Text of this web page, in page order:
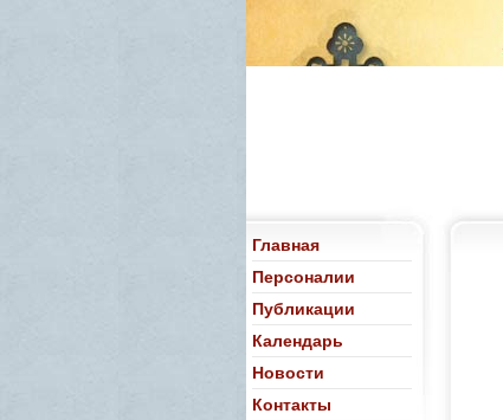
Главная
Персоналии
Публикации
Календарь
Новости
Контакты